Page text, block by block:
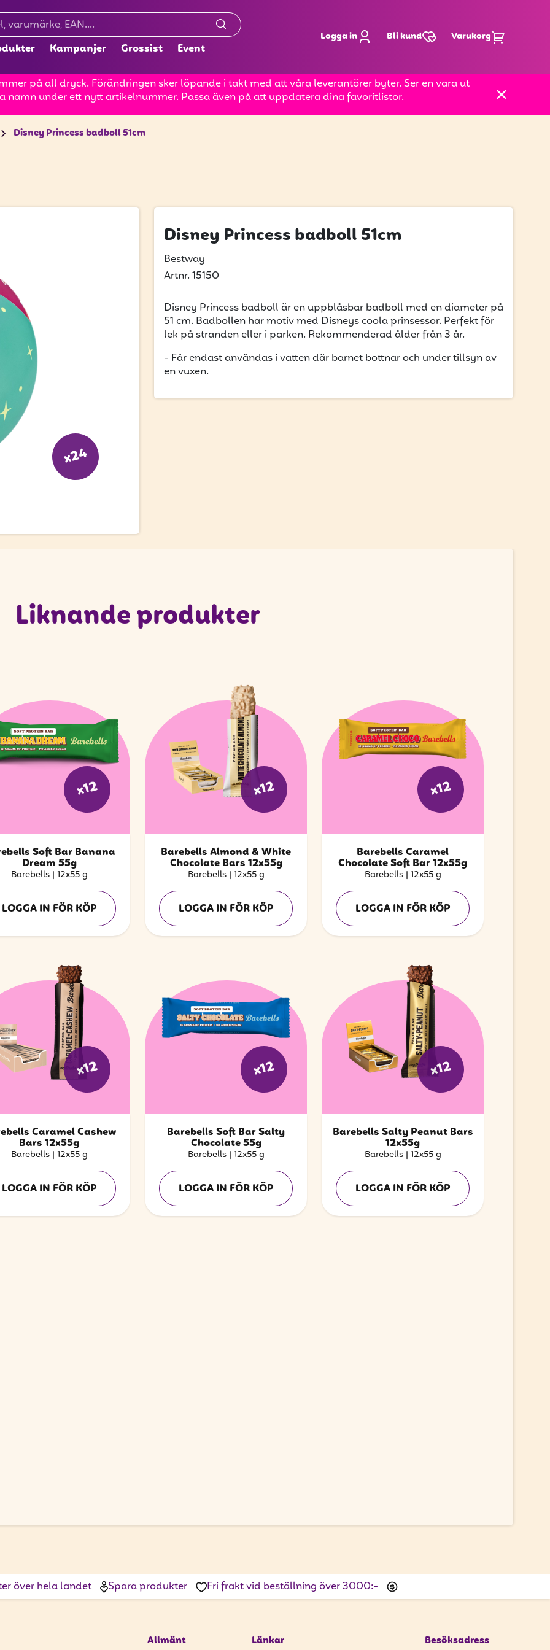
Kampanjer Grossist Event
Logga in Bli kund Varukorg
på all dryck. Förändringen sker löpande i takt med att våra leverantörer byter. Ser en vara ut
namn under ett nytt artikelnummer. Passa även på att uppdatera dina favoritlistor.
Disney Princess badboll 51cm
x24
Disney Princess badboll 51cm
Bestway
Artnr. 15150
Disney Princess badboll är en uppblåsbar badboll med en diameter på
51 cm. Badbollen har motiv med Disneys coola prinsessor. Perfekt för
lek på stranden eller i parken. Rekommenderad ålder från 3 år.
- Får endast användas i vatten där barnet bottnar och under tillsyn av
en vuxen.
Liknande produkter
x12
Soft Bar Banana
Dream 55g
Barebells | 12x55 g
LOGGA IN FÖR KÖP
x12
Barebells Almond & White
Chocolate Bars 12x55g
Barebells | 12x55 g
LOGGA IN FÖR KÖP
x12
Barebells Caramel
Chocolate Soft Bar 12x55g
Barebells | 12x55 g
LOGGA IN FÖR KÖP
x12
Caramel Cashew
Bars 12x55g
Barebells | 12x55 g
LOGGA IN FÖR KÖP
x12
Barebells Soft Bar Salty
Chocolate 55g
Barebells | 12x55 g
LOGGA IN FÖR KÖP
x12
Barebells Salty Peanut Bars
12x55g
Barebells | 12x55 g
LOGGA IN FÖR KÖP
över hela landet Spara produkter Fri frakt vid beställning över 3000:-
Allmänt
Länkar
Besöksadress